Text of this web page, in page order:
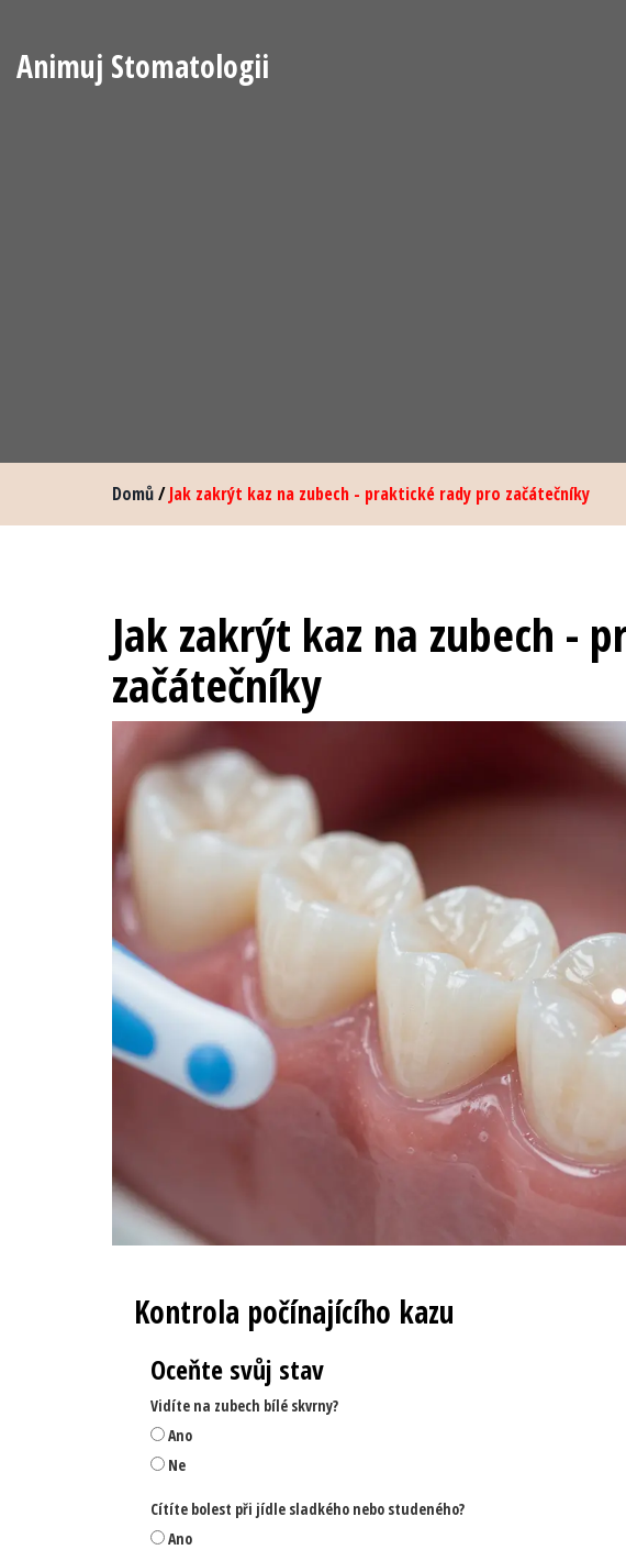
Animuj Stomatologii
Domů/Jak zakrýt kaz na zubech - praktické rady pro začátečníky
Jak zakrýt kaz na zubech -
začátečníky
Kontrola počínajícího kazu
Oceňte svůj stav
Vidíte na zubech bílé skvrny?
Ano
Ne
Cítíte bolest při jídle sladkého nebo studeného?
Ano